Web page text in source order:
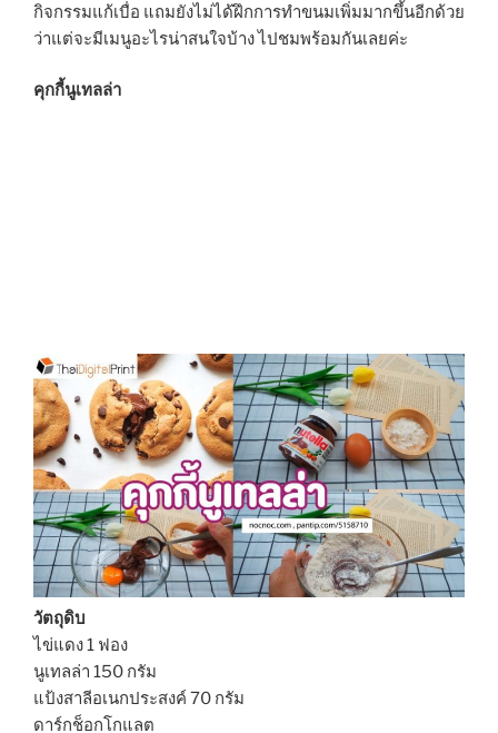
กิจกรรมแก้เบื่อ แถมยังไม่ได้ฝึกการทำขนมเพิ่มมากขึ้นอีกด้วย
ว่าแต่จะมีเมนูอะไรน่าสนใจบ้าง ไปชมพร้อมกันเลยค่ะ
คุกกี้นูเทลล่า
วัตถุดิบ
ไข่แดง 1 ฟอง
นูเทลล่า 150 กรัม
แป้งสาลีอเนกประสงค์ 70 กรัม
ดาร์กช็อกโกแลต